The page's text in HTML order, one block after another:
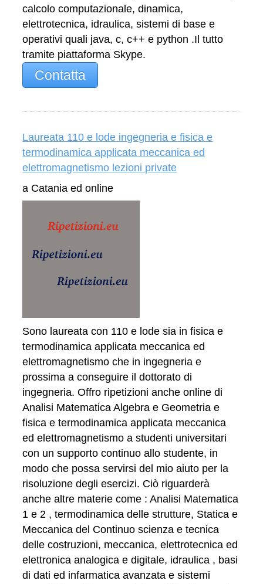
calcolo computazionale, dinamica,
elettrotecnica, idraulica, sistemi di base e
operativi quali java, c, c++ e python .Il tutto
tramite piattaforma Skype.
Contatta
Laureata 110 e lode ingegneria e fisica e
termodinamica applicata meccanica ed
elettromagnetismo lezioni private
a Catania ed online
Sono laureata con 110 e lode sia in fisica e
termodinamica applicata meccanica ed
elettromagnetismo che in ingegneria e
prossima a conseguire il dottorato di
ingegneria. Offro ripetizioni anche online di
Analisi Matematica Algebra e Geometria e
fisica e termodinamica applicata meccanica
ed elettromagnetismo a studenti universitari
con un supporto continuo allo studente, in
modo che possa servirsi del mio aiuto per la
risoluzione degli esercizi. Ciò riguarderà
anche altre materie come : Analisi Matematica
1 e 2 , termodinamica delle strutture, Statica e
Meccanica del Continuo scienza e tecnica
delle costruzioni, meccanica, elettrotecnica ed
elettronica analogica e digitale, idraulica , basi
di dati ed infarmatica avanzata e sistemi